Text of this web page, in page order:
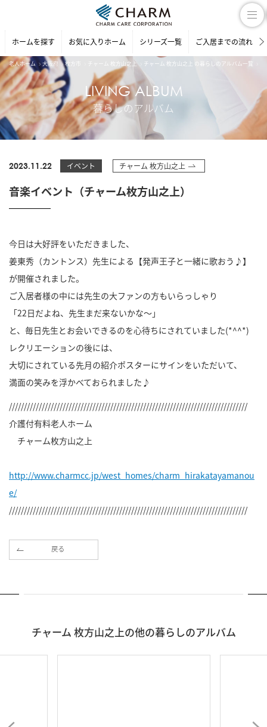
ホームを探す お気に入りホーム シリーズ一覧 ご入居までの流れ
老人ホーム 大阪府 枚方市 チャーム 枚方山之上 チャーム 枚方山之上 の暮らしのアルバム一覧
LIVING ALBUM
暮らしのアルバム
2023.11.22 イベント チャーム 枚方山之上
音楽イベント（チャーム枚方山之上）
今日は大好評をいただきました、
姜東秀（カントンス）先生による【発声王子と一緒に歌おう♪】
が開催されました。
ご入居者様の中には先生の大ファンの方もいらっしゃり
「22日だよね、先生まだ来ないかな～」
と、毎日先生とお会いできるのを心待ちにされていました(*^^*)
レクリエーションの後には、
大切にされている先月の紹介ポスターにサインをいただいて、
満面の笑みを浮かべておられました♪
////////////////////////////////////////////////////////////////////////////////
介護付有料老人ホーム
チャーム枚方山之上
http://www.charmcc.jp/west_homes/charm_hirakatayamanou
e/
////////////////////////////////////////////////////////////////////////////////
戻る
チャーム 枚方山之上の他の暮らしのアルバム